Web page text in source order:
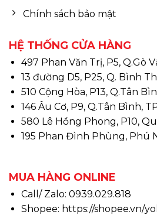
Chính sách bảo mật
HỆ THỐNG CỬA HÀNG
497 Phan Văn Trị, P5, Q.Gò
13 đường D5, P25, Q. Bình
510 Cộng Hòa, P13, Q.Tân
146 Âu Cơ, P9, Q.Tân Bình,
580 Lê Hồng Phong, P10,
195 Phan Đình Phùng, Phú
MUA HÀNG ONLINE
Call/ Zalo: 0939.029.818
Shopee: https://shopee.vn/